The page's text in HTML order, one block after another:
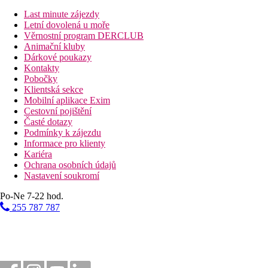
vstupní hala s recepcí
285 pokojů a suit
hlavní restaurace
2 restaurace a la carte (mořské plody a italská)
bar na pláži
3 bary
2 bazény (lehátka, slunečníky a osušky zdarma)
dětský bazén
Wi-Fi (zdarma)
dětský klub (pro děti od 2 do 11 let)
teen klub (pro děti od 12 do 18 let)
SPA centrum
fitness
směnárna
obchod se suvenýry
Popis pláže
písčitá
lehátka, slunečníky a osušky zdarma
Last minute zájezdy
Letní dovolená u moře
Věrnostní program DERCLUB
Animační kluby
Dárkové poukazy
Kontakty
Pobočky
Klientská sekce
Mobilní aplikace Exim
Cestovní pojištění
Časté dotazy
Podmínky k zájezdu
Informace pro klienty
Kariéra
Ochrana osobních údajů
Nastavení soukromí
Po-Ne 7-22 hod.
255 787 787